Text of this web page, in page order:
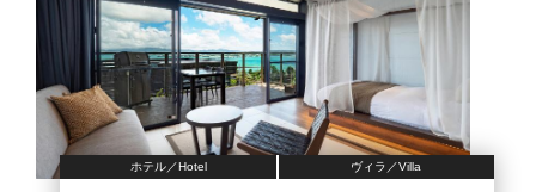
ホテル／Hotel ヴィラ／Villa